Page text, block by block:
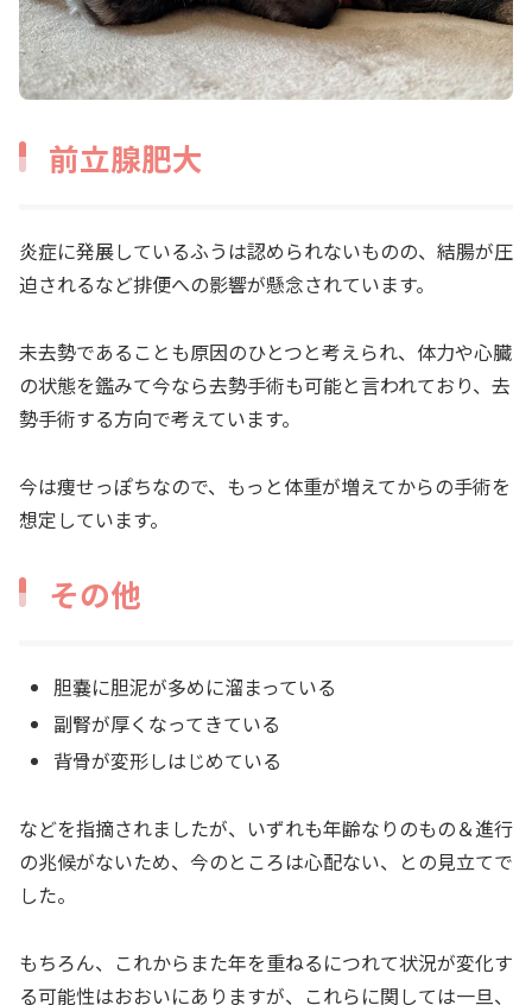
前立腺肥大
炎症に発展しているふうは認められないものの、結腸が圧
迫されるなど排便への影響が懸念されています。
未去勢であることも原因のひとつと考えられ、体力や心臓
の状態を鑑みて今なら去勢手術も可能と言われており、去
勢手術する方向で考えています。
今は痩せっぽちなので、もっと体重が増えてからの手術を
想定しています。
その他
胆嚢に胆泥が多めに溜まっている
副腎が厚くなってきている
背骨が変形しはじめている
などを指摘されましたが、いずれも年齢なりのもの＆進行
の兆候がないため、今のところは心配ない、との見立てで
した。
もちろん、これからまた年を重ねるにつれて状況が変化す
る可能性はおおいにありますが、これらに関しては一旦、